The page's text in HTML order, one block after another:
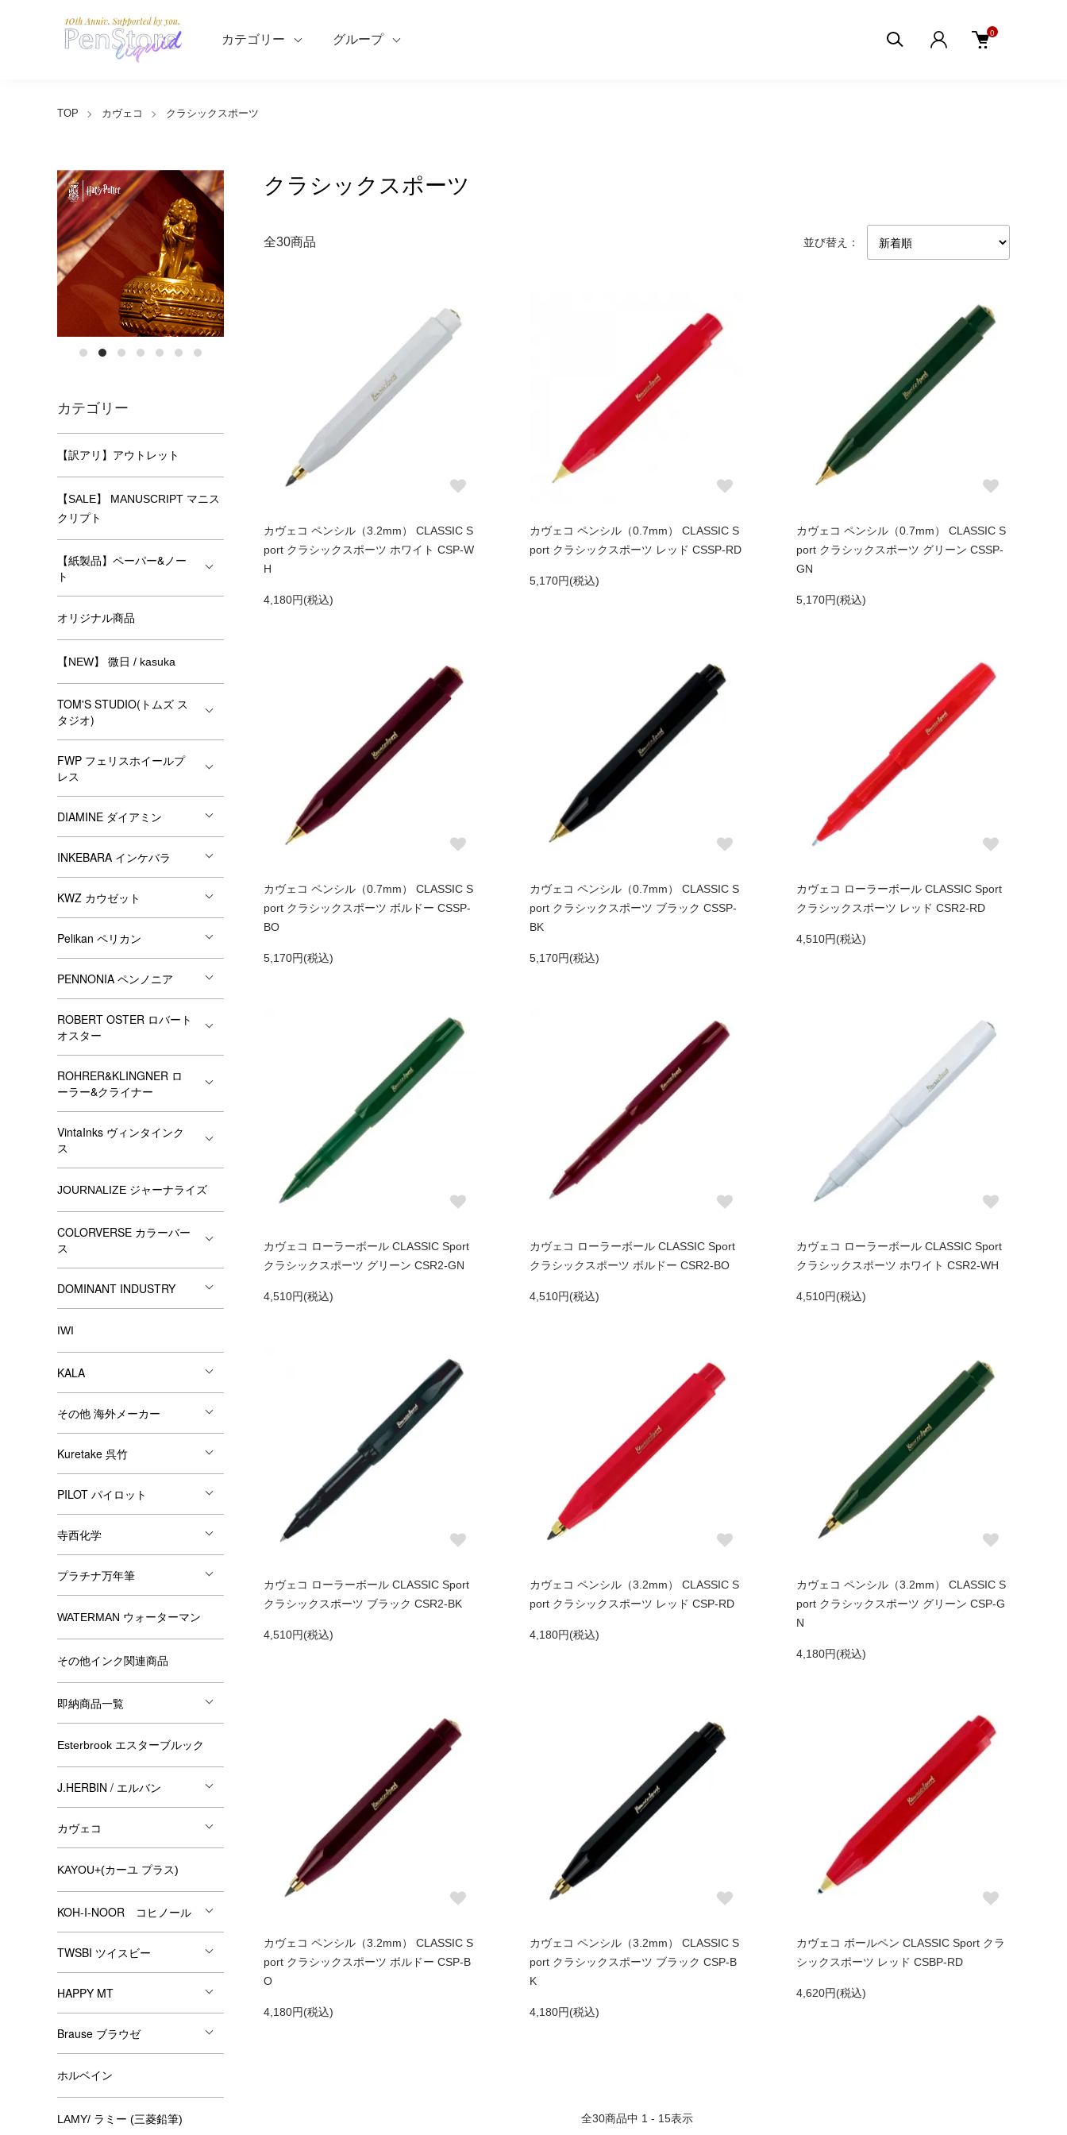
カテゴリー グループ
0
TOP カヴェコ クラシックスポーツ
クラシックスポーツ
全30商品 並び替え：
カヴェコ ペンシル（3.2mm） CLASSIC S
port クラシックスポーツ ホワイト CSP-W
H
4,180円(税込)
カヴェコ ペンシル（0.7mm） CLASSIC S
port クラシックスポーツ レッド CSSP-RD
5,170円(税込)
カヴェコ ペンシル（0.7mm） CLASSIC S
port クラシックスポーツ グリーン CSSP-
GN
5,170円(税込)
カヴェコ ペンシル（0.7mm） CLASSIC S
port クラシックスポーツ ボルドー CSSP-
BO
5,170円(税込)
カヴェコ ペンシル（0.7mm） CLASSIC S
port クラシックスポーツ ブラック CSSP-
BK
5,170円(税込)
カヴェコ ローラーボール CLASSIC Sport
クラシックスポーツ レッド CSR2-RD
4,510円(税込)
カヴェコ ローラーボール CLASSIC Sport
クラシックスポーツ グリーン CSR2-GN
4,510円(税込)
カヴェコ ローラーボール CLASSIC Sport
クラシックスポーツ ボルドー CSR2-BO
4,510円(税込)
カヴェコ ローラーボール CLASSIC Sport
クラシックスポーツ ホワイト CSR2-WH
4,510円(税込)
カヴェコ ローラーボール CLASSIC Sport
クラシックスポーツ ブラック CSR2-BK
4,510円(税込)
カヴェコ ペンシル（3.2mm） CLASSIC S
port クラシックスポーツ レッド CSP-RD
4,180円(税込)
カヴェコ ペンシル（3.2mm） CLASSIC S
port クラシックスポーツ グリーン CSP-G
N
4,180円(税込)
カヴェコ ペンシル（3.2mm） CLASSIC S
port クラシックスポーツ ボルドー CSP-B
O
4,180円(税込)
カヴェコ ペンシル（3.2mm） CLASSIC S
port クラシックスポーツ ブラック CSP-B
K
4,180円(税込)
カヴェコ ボールペン CLASSIC Sport クラ
シックスポーツ レッド CSBP-RD
4,620円(税込)
全30商品中 1 - 15表示
カテゴリー
【訳アリ】アウトレット
【SALE】 MANUSCRIPT マニス
クリプト
【紙製品】ペーパー&ノー
ト
オリジナル商品
【NEW】 微日 / kasuka
TOM'S STUDIO(トムズ ス
タジオ)
FWP フェリスホイールプ
レス
DIAMINE ダイアミン
INKEBARA インケバラ
KWZ カウゼット
Pelikan ペリカン
PENNONIA ペンノニア
ROBERT OSTER ロバート
オスター
ROHRER&KLINGNER ロ
ーラー&クライナー
VintaInks ヴィンタインク
ス
JOURNALIZE ジャーナライズ
COLORVERSE カラーバー
ス
DOMINANT INDUSTRY
IWI
KALA
その他 海外メーカー
Kuretake 呉竹
PILOT パイロット
寺西化学
プラチナ万年筆
WATERMAN ウォーターマン
その他インク関連商品
即納商品一覧
Esterbrook エスターブルック
J.HERBIN / エルバン
カヴェコ
KAYOU+(カーユ プラス)
KOH-I-NOOR コヒノール
TWSBI ツイスビー
HAPPY MT
Brause ブラウゼ
ホルベイン
LAMY/ ラミー (三菱鉛筆)